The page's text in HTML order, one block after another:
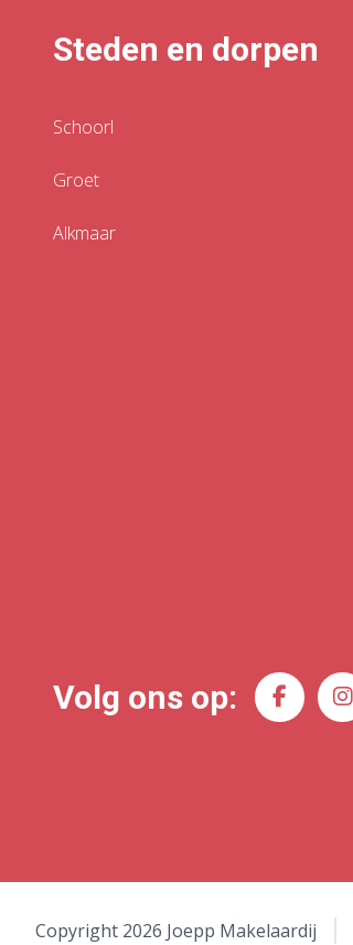
Steden en dorpen
Schoorl
Groet
Alkmaar
Volg ons op:
Copyright 2026 Joepp Makelaardij